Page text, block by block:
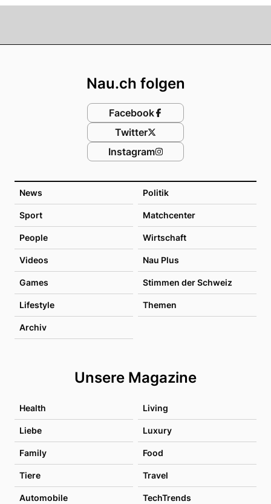
News Politik
Sport Matchcenter
People Wirtschaft
Videos Nau Plus
Games Stimmen der Schweiz
Lifestyle Themen
Archiv
Unsere Magazine
Health Living
Liebe Luxury
Family Food
Tiere Travel
Automobile TechTrends
Nau.ch folgen
Facebook
Twitter
Instagram